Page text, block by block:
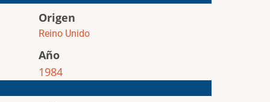
Origen
Reino Unido
Año
1984